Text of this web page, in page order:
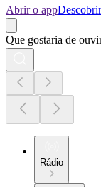
Abrir o app
Que gostaria de
Rádio